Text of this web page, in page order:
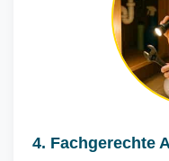
4. Fachgerechte